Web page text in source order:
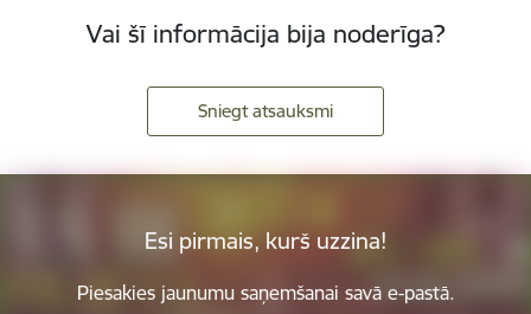
Vai šī informācija bija noderīga?
Sniegt atsauksmi
Esi pirmais, kurš uzzina!
Piesakies jaunumu saņemšanai savā e-pastā.